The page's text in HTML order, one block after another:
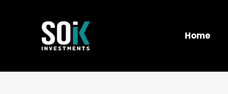
Home